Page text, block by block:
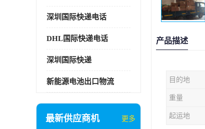
深圳国际快递电话
DHL国际快递电话
深圳国际快递
新能源电池出口物流
最新供应商机 更多
产品描述
目的地
重量
起运地